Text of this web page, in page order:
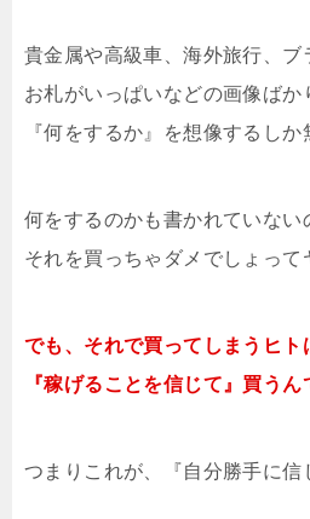
貴金属や高級車、海外旅行、ブ
お札がいっぱいなどの画像ばか
『何をするか』を想像するしか
何をするのかも書かれていない
それを買っちゃダメでしょって
でも、それで買ってしまうヒト
『稼げることを信じて』買うん
つまりこれが、『自分勝手に信